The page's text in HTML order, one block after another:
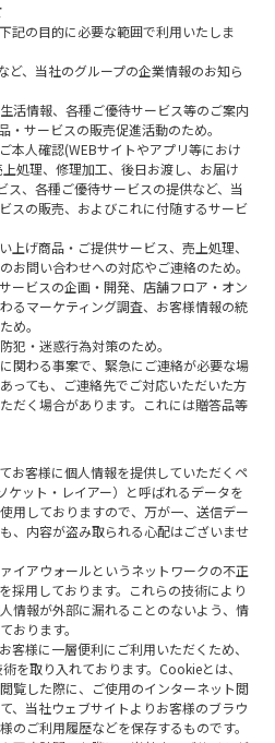
記の目的に必要な範囲で利用いたしま
、当社のグループの企業情報のお知ら
活情報、各種ご優待サービス等のご案内
・サービスの販売促進活動のため。
本人確認(WEBサイトやアプリ等におけ
処理、修理加工、後日お渡し、お届け
ス、各種ご優待サービスの提供など、当
スの販売、およびこれに付随するサービ
げ商品・ご提供サービス、売上処理、
お問い合わせへの対応やご連絡のため。
ービスの企画・開発、店舗フロア・オン
るマーケティング調査、お客様情報の統
め。
・迷惑行為対策のため。
関わる事案で、緊急にご連絡が必要な場
っても、ご連絡先でご対応いただいた方
だく場合があります。これには贈答品等
お客様に個人情報を提供していただくペ
ケット・レイアー）と呼ばれるデータを
用しておりますので、万が一、送信デー
、内容が盗み取られる心配はございませ
イアウォールというネットワークの不正
採用しております。これらの技術により
情報が外部に漏れることのないよう、情
おります。
客様に一層便利にご利用いただくため、
を取り入れております。Cookieとは、
覧した際に、ご使用のインターネット閲
、当社ウェブサイトよりお客様のブラウ
のご利用履歴などを保存するものです。